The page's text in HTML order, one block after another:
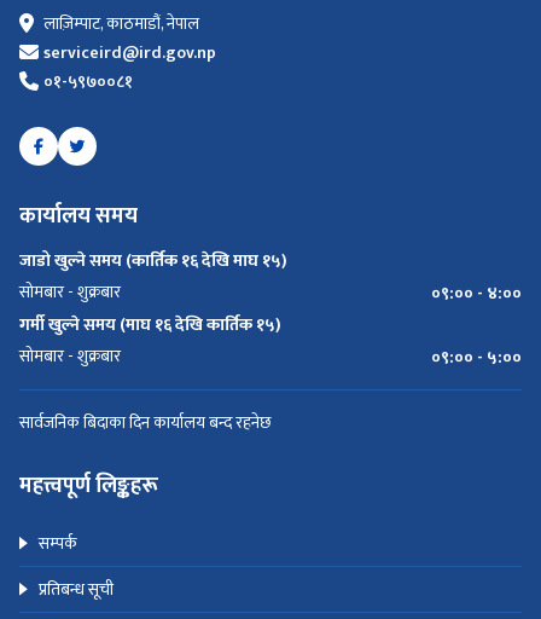
लाज़िम्पाट, काठमाडौं, नेपाल
serviceird@ird.gov.np
०१-५९७००८१
कार्यालय समय
जाडो खुल्ने समय (कार्तिक १६ देखि माघ १५)
सोमबार - शुक्रबार
०९:०० - ४:००
गर्मी खुल्ने समय (माघ १६ देखि कार्तिक १५)
सोमबार - शुक्रबार
०९:०० - ५:००
सार्वजनिक बिदाका दिन कार्यालय बन्द रहनेछ
महत्त्वपूर्ण लिङ्कहरू
सम्पर्क
प्रतिबन्ध सूची